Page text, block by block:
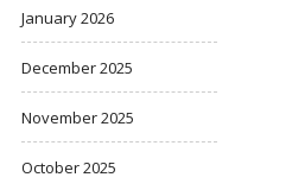
January 2026
December 2025
November 2025
October 2025